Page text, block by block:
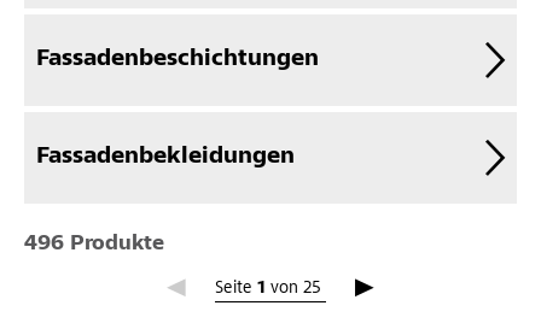
Fassadenbeschichtungen
Fassadenbekleidungen
496 Produkte
Seite 1 von 25
Seite 1